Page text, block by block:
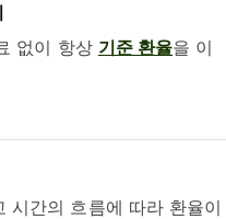
없이 항상 기준 환율을 이
시간의 흐름에 따라 환율이